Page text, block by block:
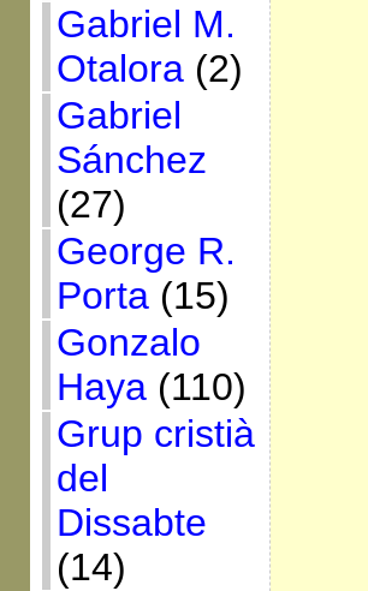
Gabriel M.
Otalora(2)
Gabriel
Sánchez
(27)
George R.
Porta(15)
Gonzalo
Haya(110)
Grup cristià
del
Dissabte
(14)